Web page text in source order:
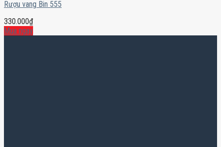
Rượu vang Bin 555
330.000₫
Mua ngay